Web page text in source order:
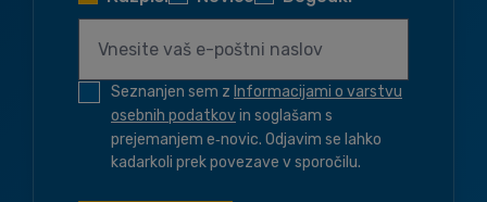
Seznanjen sem z Informacijami o varstvu
osebnih podatkovin soglašam s
prejemanjem e‑novic. Odjavim se lahko
kadarkoli prek povezave v sporočilu.